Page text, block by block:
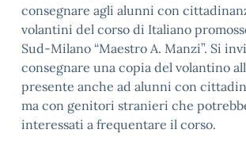
consegnare agli alunni con
volantini del corso di Italiano
Sud-Milano “Maestro A. Manzi”. Si
consegnare una copia del volantino
presente anche ad alunni con
ma con genitori stranieri che
interessati a frequentare il corso.